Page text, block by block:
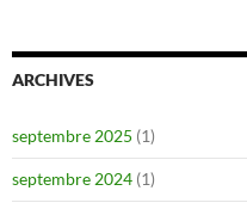
ARCHIVES
septembre 2025 (1)
septembre 2024 (1)